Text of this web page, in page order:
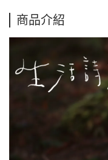
商品介紹